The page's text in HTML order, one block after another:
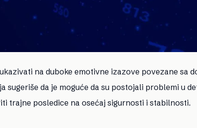
na duboke emotivne izazove povezane sa
sugeriše da je moguće da su postojali problemi u
trajne posledice na osećaj sigurnosti i stabilnosti.